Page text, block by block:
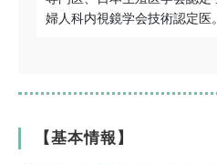
婦人科内視鏡学会技術認定医。
【基本情報】